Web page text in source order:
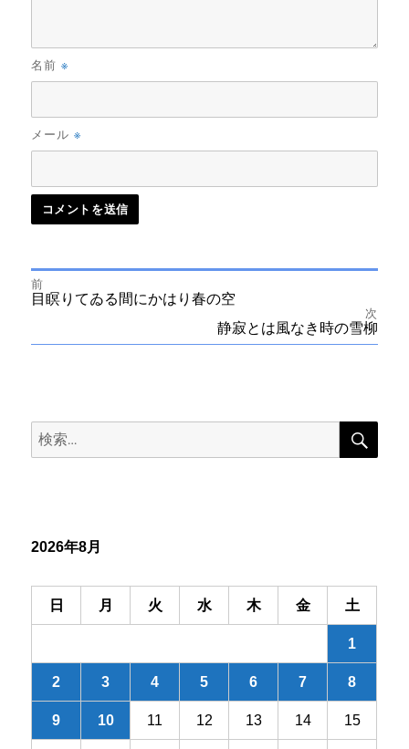
名前※
メール※
投
ゲ
ン
前
前
の
目瞑りてゐる間にかはり春の空
次
静寂とは風なき時の雪柳
検
索:
検
2026年8月
日 月 火 水 木 金 土
1
2 3 4 5 6 7 8
9 10 11 12 13 14 15